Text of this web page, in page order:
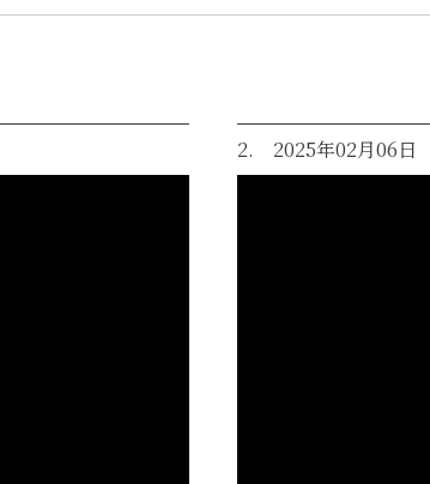
2. 2025年02月06日